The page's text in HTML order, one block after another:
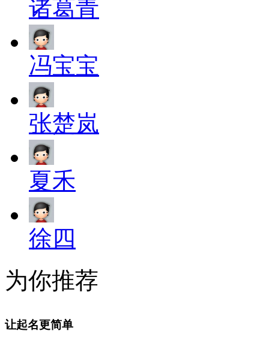
诸葛青
冯宝宝
张楚岚
夏禾
徐四
为你推荐
让起名更简单